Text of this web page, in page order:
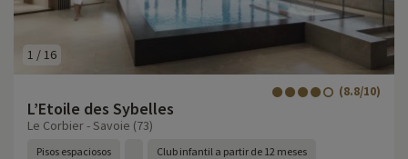
1 / 16
L’Etoile des Sybelles
(8.8/10)
Le Corbier - Savoie (73)
Pisos espaciosos Club infantil a partir de 12 meses